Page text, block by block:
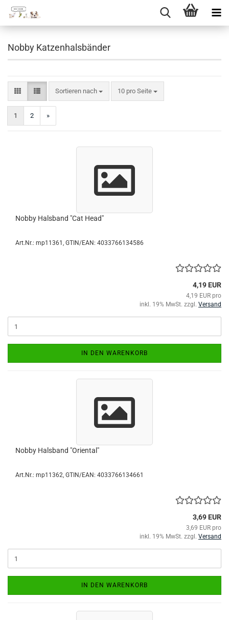
Hauptinhalt
Nobby Katzenhalsbänder
Sortieren nach
Sortieren nach 10 pro Seite
pro Seite
1 2 »
Nobby Halsband "Cat Head"
Art.Nr.: mp11361 GTIN/EAN: 4033766134586
4,19 EUR
4,19 EUR pro
inkl. 19% MwSt. zzgl. Versand
IN DEN WARENKORB
Nobby Halsband "Oriental"
Art.Nr.: mp11362 GTIN/EAN: 4033766134661
3,69 EUR
3,69 EUR pro
inkl. 19% MwSt. zzgl. Versand
IN DEN WARENKORB